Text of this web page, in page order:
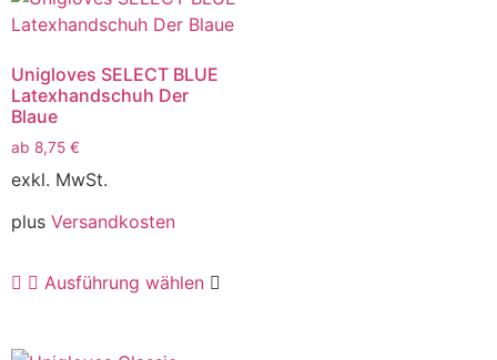
Unigloves SELECT BLUE
Latexhandschuh Der
Blaue
ab 8,75 €
exkl. MwSt.
plus Versandkosten
Ausführung wählen